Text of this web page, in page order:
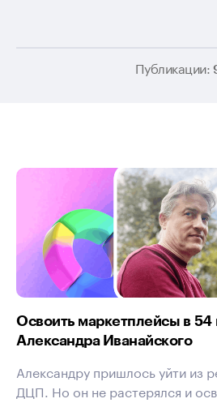
Публикации:
Освоить маркетплейсы в 54
Александра Иванайского
Александру пришлось уйти из
ДЦП. Но он не растерялся и